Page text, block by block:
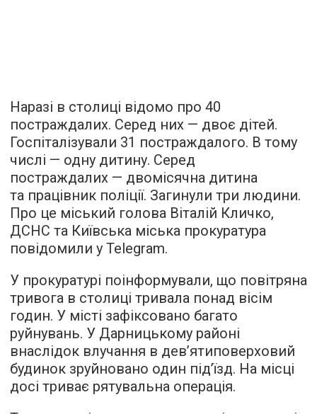
Наразі в столиці відомо про 40
постраждалих. Серед них — двоє дітей.
Госпіталізували 31 постраждалого. В тому
числі — одну дитину. Серед
постраждалих — двомісячна дитина
та працівник поліції. Загинули три людини.
Про це міський голова Віталій Кличко,
ДСНС та Київська міська прокуратура
повідомили у Telegram.
У прокуратурі поінформували, що повітряна
тривога в столиці тривала понад вісім
годин. У місті зафіксовано багато
руйнувань. У Дарницькому районі
внаслідок влучання в дев’ятиповерховий
будинок зруйновано один під’їзд. На місці
досі триває рятувальна операція.